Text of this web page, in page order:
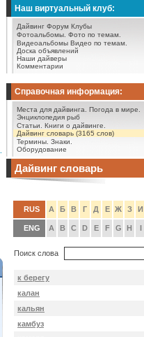
Наш виртуальный клуб:
Дайвинг Форум Клубы
Фотоальбомы. Фото по темам.
Видеоальбомы Видео по темам.
Доска объявлений
Наши дайверы
Комментарии
Справочная информация:
Места для дайвинга.
Погода в мире.
Энциклопедия рыб
Статьи.
Книги о дайвинге.
Дайвинг словарь (3165 слов)
Термины. Знаки.
Оборудование
Дайвинг словарь
RUS А Б В Г Д Е Ж З И
ENG A B C D E F G H I
Поиск слова
к берегу
калан
кальян
камбуз